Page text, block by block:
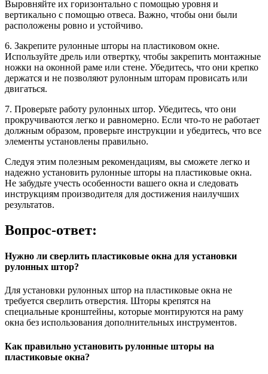
Выровняйте их горизонтально с помощью уровня и
вертикально с помощью отвеса. Важно, чтобы они были
расположены ровно и устойчиво.
6. Закрепите рулонные шторы на пластиковом окне.
Используйте дрель или отвертку, чтобы закрепить монтажные
ножки на оконной раме или стене. Убедитесь, что они крепко
держатся и не позволяют рулонным шторам провисать или
двигаться.
7. Проверьте работу рулонных штор. Убедитесь, что они
прокручиваются легко и равномерно. Если что-то не работает
должным образом, проверьте инструкции и убедитесь, что все
элементы установлены правильно.
Следуя этим полезным рекомендациям, вы сможете легко и
надежно установить рулонные шторы на пластиковые окна.
Не забудьте учесть особенности вашего окна и следовать
инструкциям производителя для достижения наилучших
результатов.
Вопрос-ответ:
Нужно ли сверлить пластиковые окна для установки
рулонных штор?
Для установки рулонных штор на пластиковые окна не
требуется сверлить отверстия. Шторы крепятся на
специальные кронштейны, которые монтируются на раму
окна без использования дополнительных инструментов.
Как правильно установить рулонные шторы на
пластиковые окна?